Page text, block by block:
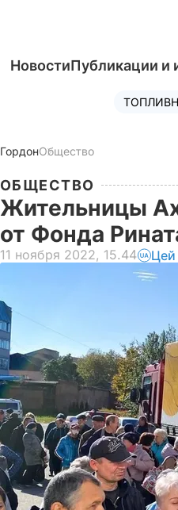
НовостиПубликации и
ГордонОбщество
ОБЩЕСТВО
Жительницы
от Фонда
11 ноября 2022, 15.44 Цей